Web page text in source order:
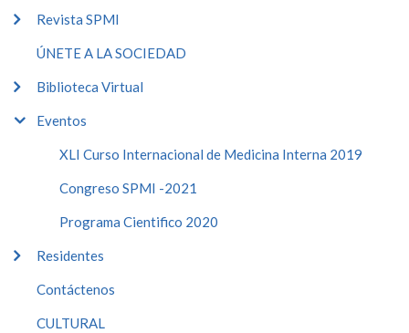
Revista SPMI
ÚNETE A LA SOCIEDAD
Biblioteca Virtual
Eventos
XLI Curso Internacional de Medicina Interna 2019
Congreso SPMI -2021
Programa Cientifico 2020
Residentes
Contáctenos
CULTURAL